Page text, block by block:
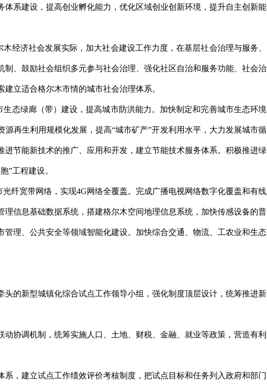
体系建设，提高创业孵化能力，优化区域创业创新环境，提升自主创新能
济社会发展实际，加大社会建设工作力度，在基层社会治理与服务、
制、鼓励社会组织多元参与社会治理、强化社区自治和服务功能、社会治
立适合格尔木市情的城市社会治理体系。
绿廊（带）建设，提高城市防洪能力。加快制定和完善城市生态环境
再生利用规模化发展，提高“城市矿产”开发利用水平，大力发展城市循
进节能新技术的推广、应用和开发，建立节能技术服务体系。积极推进绿
”工程建设。
宽带网络，实现4G网络全覆盖。完成广播电视网络数字化覆盖和有线
理信息基础数据系统，搭建格尔木空间地理信息系统，加快传感设备的普
管理、公共安全等领域智能化建设。加快综合交通、物流、工农业和生态
的新型城镇化综合试点工作领导小组，强化制度顶层设计，统筹推进新
协调机制，统筹实施人口、土地、财税、金融、就业等政策，营造有利
，建立试点工作绩效评价考核制度，把试点目标和任务列入政府和部门